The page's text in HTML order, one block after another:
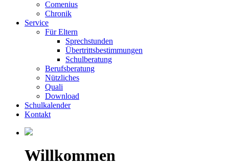
Comenius
Chronik
Service
Für Eltern
Sprechstunden
Übertrittsbestimmungen
Schulberatung
Berufsberatung
Nützliches
Quali
Download
Schulkalender
Kontakt
Willkommen